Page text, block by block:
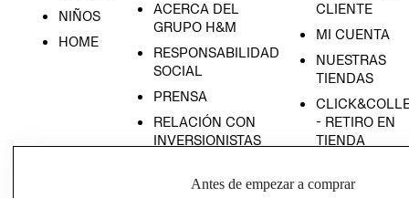
NIÑOS
HOME
ACERCA DEL
GRUPO H&M
RESPONSABILIDAD
SOCIAL
PRENSA
RELACIÓN CON
INVERSIONISTAS
EMPRESARIAL
CLIENTE
MI CUENTA
NUESTRAS
TIENDAS
- RETIRO EN
TIENDA
CONDICIONES
Antes de empezar a comprar